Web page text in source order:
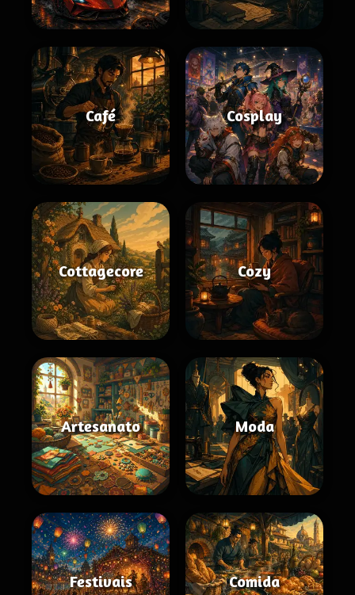
Café Cosplay
Cottagecore Cozy
Artesanato Moda
Festivais Comida